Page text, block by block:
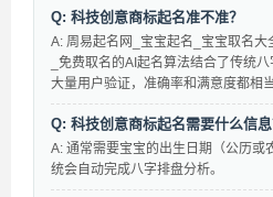
Q: 科技创意商标起名准不准？
A: 周易起名网_宝宝起名_宝宝取名
_免费取名的AI起名算法结合了传统
大量用户验证，准确率和满意度都相当
Q: 科技创意商标起名需要什么信息
A: 通常需要宝宝的出生日期（公历或
统会自动完成八字排盘分析。